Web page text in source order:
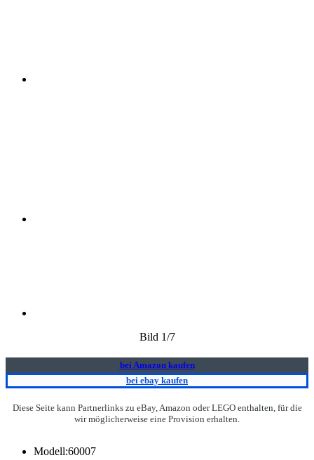
Bild 1/7
bei Amazon kaufen
bei ebay kaufen
Diese Seite kann Partnerlinks zu eBay, Amazon oder LEGO enthalten, für die
wir möglicherweise eine Provision erhalten.
Modell:60007